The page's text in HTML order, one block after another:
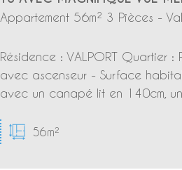
Appartement 56m² 3 Pièces -
Résidence : VALPORT Quartier
avec ascenseur - Surface
avec un canapé lit en 140cm,
56m²